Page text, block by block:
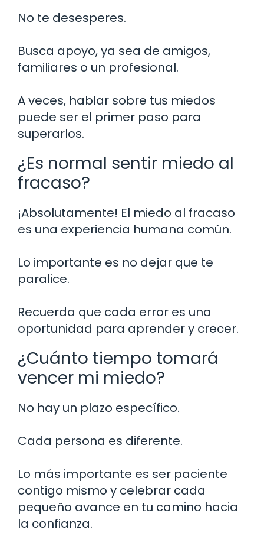
No te desesperes.
Busca apoyo, ya sea de amigos,
familiares o un profesional.
A veces, hablar sobre tus miedos
puede ser el primer paso para
superarlos.
¿Es normal sentir miedo al
fracaso?
¡Absolutamente! El miedo al fracaso
es una experiencia humana común.
Lo importante es no dejar que te
paralice.
Recuerda que cada error es una
oportunidad para aprender y crecer.
¿Cuánto tiempo tomará
vencer mi miedo?
No hay un plazo específico.
Cada persona es diferente.
Lo más importante es ser paciente
contigo mismo y celebrar cada
pequeño avance en tu camino hacia
la confianza.